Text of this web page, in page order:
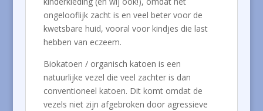
ongelooflijk zacht is en veel beter voor de
kwetsbare huid, vooral voor kindjes die last
hebben van eczeem.
Biokatoen / organisch katoen is een
natuurlijke vezel die veel zachter is dan
conventioneel katoen. Dit komt omdat de
vezels niet zijn afgebroken door agressieve